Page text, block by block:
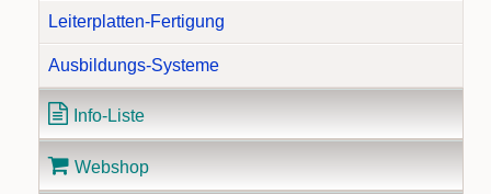
Leiterplatten-Fertigung
Ausbildungs-Systeme
Info-Liste
Webshop